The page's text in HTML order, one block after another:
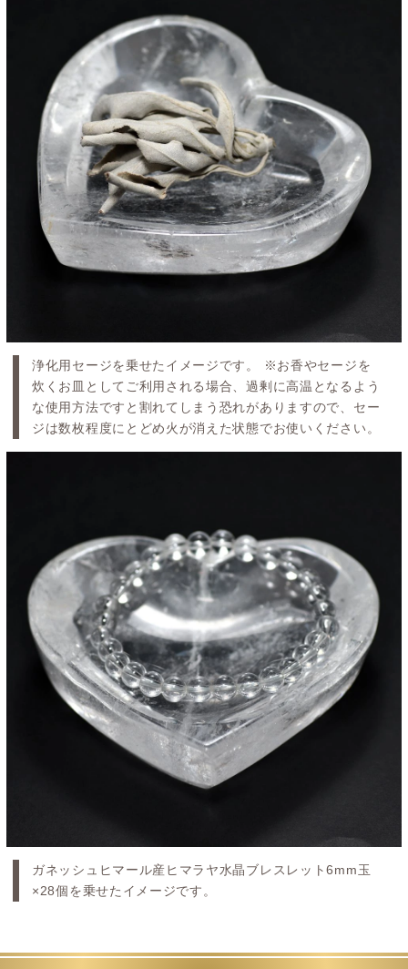
浄化用セージを乗せたイメージです。 ※お香やセージを
炊くお皿としてご利用される場合、過剰に高温となるよう
な使用方法ですと割れてしまう恐れがありますので、セー
ジは数枚程度にとどめ火が消えた状態でお使いください。
ガネッシュヒマール産ヒマラヤ水晶ブレスレット6mm玉
×28個を乗せたイメージです。